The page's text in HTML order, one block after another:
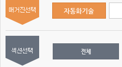
자동화기술
전체